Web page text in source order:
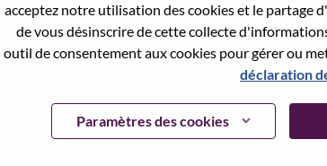
acceptez notre utilisation des cookies et le partage
de vous désinscrire de cette collecte
outil de consentement aux cookies pour gérer ou
déclaration
Paramètres des cookies
? Nous avons sauvegardé votre adresse
"mot de passe oublié" pour réinitialiser votre
difficultés pour vous connecter ou pour vous
à l'adresse suivante:hrsupport@lenovo.com
et
rencontrez. Merci d'inclure "applicant Login Issue"
équipe prendra contact avec vous pour résoudre